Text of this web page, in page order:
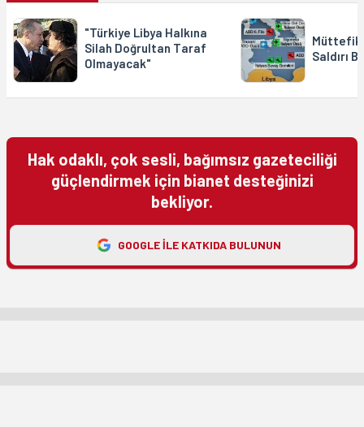
"Türkiye Libya Halkına
Silah Doğrultan Taraf
Olmayacak"
Saldırı
Hak odaklı, çok sesli, bağımsız gazeteciliği
güçlendirmek için bianet desteğinizi
bekliyor.
GOOGLE ILE KATKIDA BULUNUN